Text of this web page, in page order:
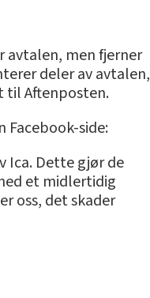
avtalen, men fjerner
deler av avtalen,
til Aftenposten.
Facebook-side:
Ica. Dette gjør de
et midlertidig
oss, det skader